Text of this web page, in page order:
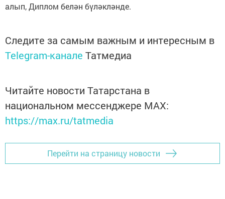
алып, Диплом белән бүләкләнде.
Следите за самым важным и интересным в
Telegram-канале Татмедиа
Читайте новости Татарстана в
национальном мессенджере MАХ:
https://max.ru/tatmedia
Перейти на страницу новости